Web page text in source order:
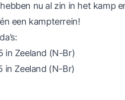
nu al zin in het kamp
een kampterrein!
in Zeeland (N-Br)
in Zeeland (N-Br)